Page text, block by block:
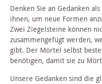
Denken Sie an Gedanken
ihnen, um neue Formen
Zwei Ziegelsteine können
zusammengefügt werden,
gibt. Der Mörtel selbst
benötigen, damit sie zu
Unsere Gedanken sind die